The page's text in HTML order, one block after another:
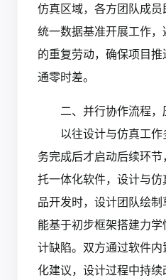
仿真区域，各方团队成
统一数据基准开展工作
的重复劳动，确保项目
通零时差。
二、并行协作流程，
以往设计与仿真工
务完成后才启动后续环
托一体化软件，设计与
品开发时，设计团队绘
能基于初步框架搭建力
计缺陷。双方通过软件
化建议，设计过程中持